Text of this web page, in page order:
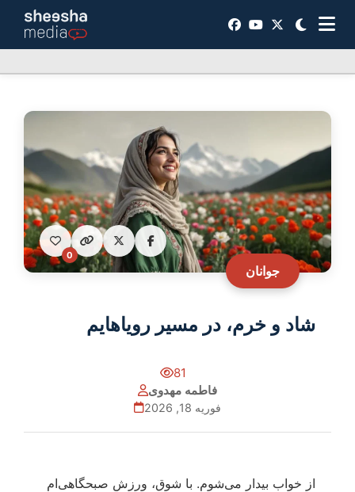
جوانان
0
شاد و خرم، در مسیر رویاهایم
81
فاطمه مهدوی
فوریه 18, 2026
از خواب بیدار می‌شوم. با شوق، ورزش صبحگاهی‌ام